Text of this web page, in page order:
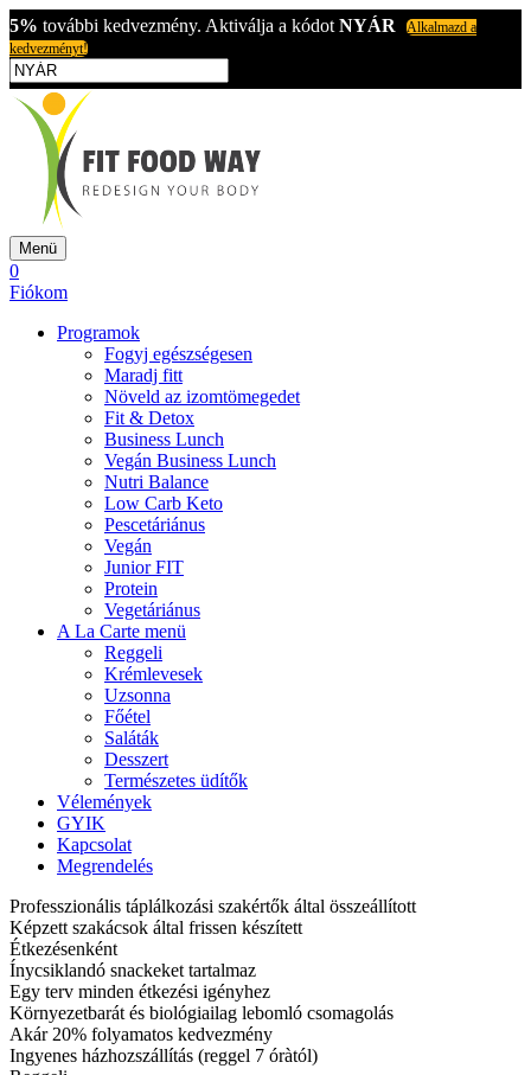
5% további kedvezmény. Aktiválja a kódot NYÁR
Alkalmazd a
kedvezményt!
Menü
0
Fiókom
Programok
Fogyj egészségesen
Maradj fitt
Növeld az izomtömegedet
Fit & Detox
Business Lunch
Vegán Business Lunch
Nutri Balance
Low Carb Keto
Pescetáriánus
Vegán
Junior FIT
Protein
Vegetáriánus
A La Carte menü
Reggeli
Krémlevesek
Uzsonna
Főétel
Saláták
Desszert
Természetes üdítők
Vélemények
GYIK
Kapcsolat
Megrendelés
Professzionális táplálkozási szakértők által összeállított
Képzett szakácsok által frissen készített
Étkezésenként
Ínycsiklandó snackeket tartalmaz
Egy terv minden étkezési igényhez
Környezetbarát és biológiailag lebomló csomagolás
Akár 20% folyamatos kedvezmény
Ingyenes házhozszállítás (reggel 7 óràtól)